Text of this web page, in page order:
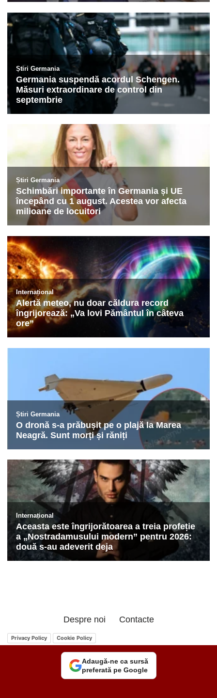
Despre noi Contacte
Privacy Policy Cookie Policy
Adaugă-ne ca sursă
preferată pe Google